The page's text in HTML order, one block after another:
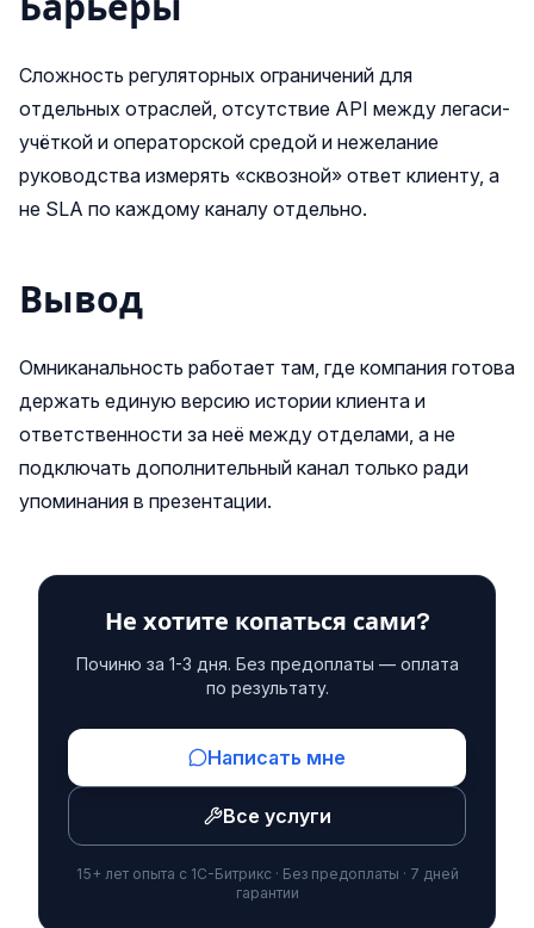
Сложность регуляторных ограничений для
отдельных отраслей, отсутствие API между легаси-
учёткой и операторской средой и нежелание
руководства измерять «сквозной» ответ клиенту, а
не SLA по каждому каналу отдельно.
Вывод
Омниканальность работает там, где компания готова
держать единую версию истории клиента и
ответственности за неё между отделами, а не
подключать дополнительный канал только ради
упоминания в презентации.
Не хотите копаться сами?
Починю за 1-3 дня. Без предоплаты — оплата
по результату.
Написать мне
Все услуги
15+ лет опыта с 1С-Битрикс · Без предоплаты · 7 дней
гарантии